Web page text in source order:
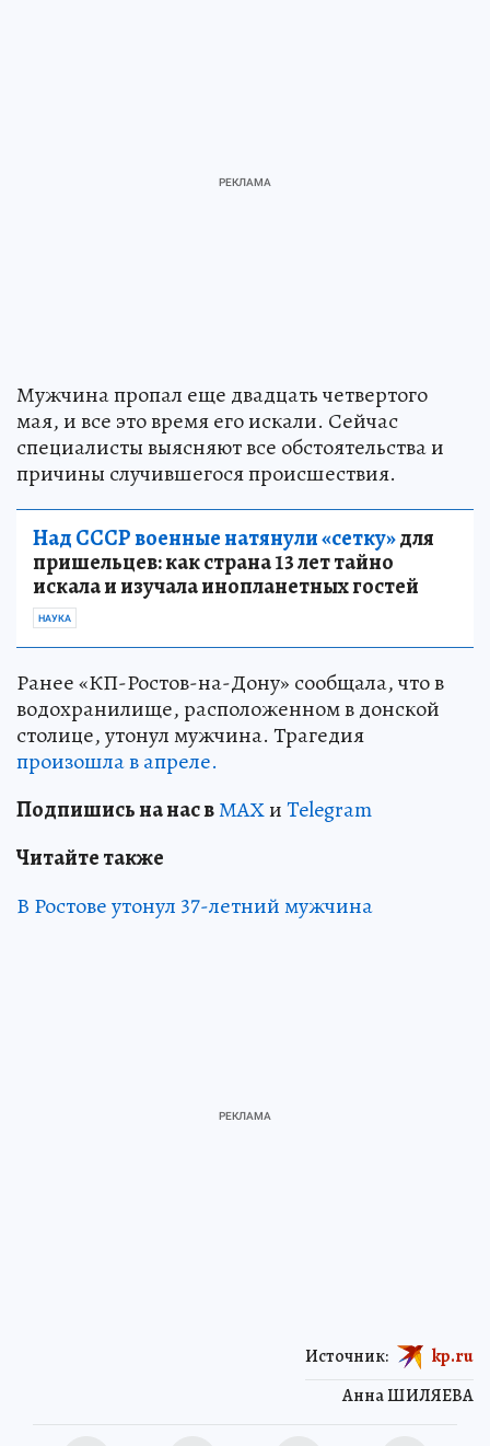
Мужчина пропал еще двадцать четвертого
мая, и все это время его искали. Сейчас
специалисты выясняют все обстоятельства и
причины случившегося происшествия.
Над СССР военные натянули «сетку»для
пришельцев: как страна 13 лет тайно
искала и изучала инопланетных гостей
НАУКА
Ранее «КП-Ростов-на-Дону» сообщала, что в
водохранилище, расположенном в донской
столице, утонул мужчина. Трагедия
произошла в апреле.
Подпишись на нас вМАХиTelegram
Читайте также
В Ростове утонул 37-летний мужчина
Анна ШИЛЯЕВА
Источник: kp.ru